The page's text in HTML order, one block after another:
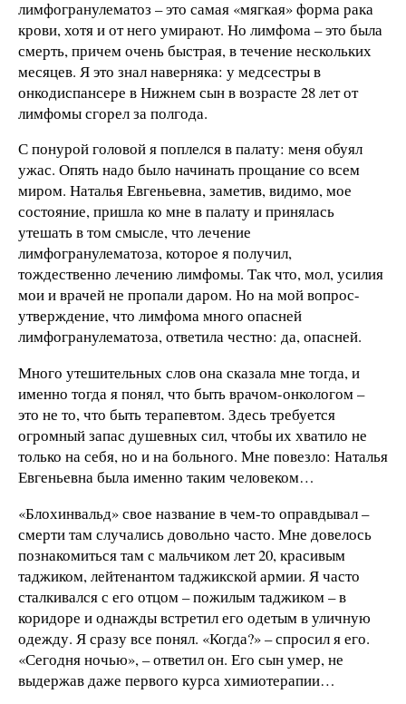
лимфогранулематоз – это самая «мягкая» форма рака
крови, хотя и от него умирают. Но лимфома – это была
смерть, причем очень быстрая, в течение нескольких
месяцев. Я это знал наверняка: у медсестры в
онкодиспансере в Нижнем сын в возрасте 28 лет от
лимфомы сгорел за полгода.
С понурой головой я поплелся в палату: меня обуял
ужас. Опять надо было начинать прощание со всем
миром. Наталья Евгеньевна, заметив, видимо, мое
состояние, пришла ко мне в палату и принялась
утешать в том смысле, что лечение
лимфогранулематоза, которое я получил,
тождественно лечению лимфомы. Так что, мол, усилия
мои и врачей не пропали даром. Но на мой вопрос-
утверждение, что лимфома много опасней
лимфогранулематоза, ответила честно: да, опасней.
Много утешительных слов она сказала мне тогда, и
именно тогда я понял, что быть врачом-онкологом –
это не то, что быть терапевтом. Здесь требуется
огромный запас душевных сил, чтобы их хватило не
только на себя, но и на больного. Мне повезло: Наталья
Евгеньевна была именно таким человеком…
«Блохинвальд» свое название в чем-то оправдывал –
смерти там случались довольно часто. Мне довелось
познакомиться там с мальчиком лет 20, красивым
таджиком, лейтенантом таджикской армии. Я часто
сталкивался с его отцом – пожилым таджиком – в
коридоре и однажды встретил его одетым в уличную
одежду. Я сразу все понял. «Когда?» – спросил я его.
«Сегодня ночью», – ответил он. Его сын умер, не
выдержав даже первого курса химиотерапии…